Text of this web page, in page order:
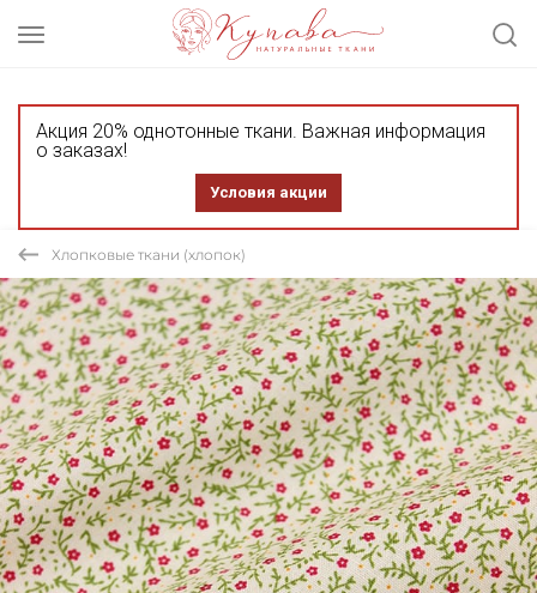
Акция 20% однотонные ткани. Важная информация
о заказах!
Условия акции
Хлопковые ткани (хлопок)